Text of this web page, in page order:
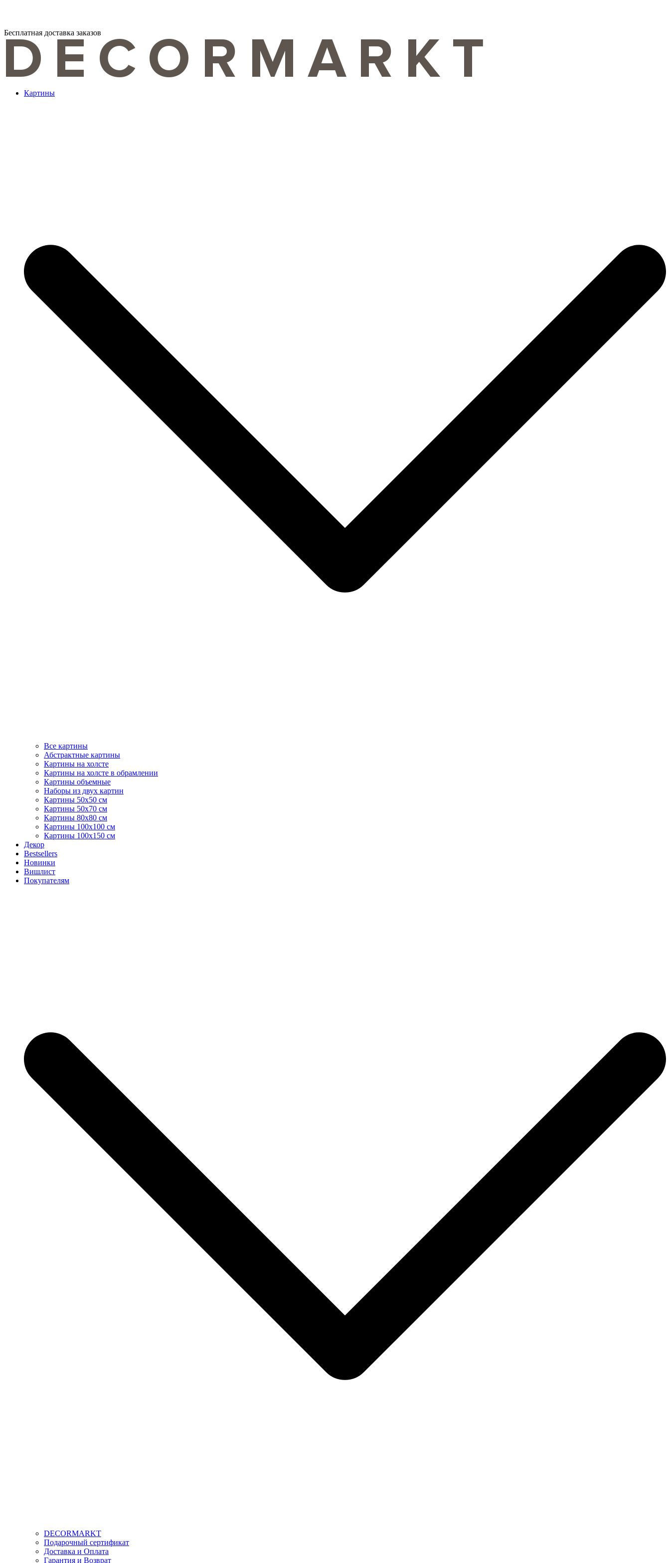
Перейти
к
содержимому
Бесплатная доставка заказов
DECORMARKT
Картины для интерьера ручной работы
Картины
Все картины
Абстрактные картины
Картины на холсте
Картины на холсте в обрамлении
Картины объемные
Наборы из двух картин
Картины 50х50 см
Картины 50х70 см
Картины 80х80 см
Картины 100х100 см
Картины 100х150 см
Декор
Bestsellers
Новинки
Вишлист
Покупателям
DECORMARKT
Подарочный сертификат
Доставка и Оплата
Гарантия и Возврат